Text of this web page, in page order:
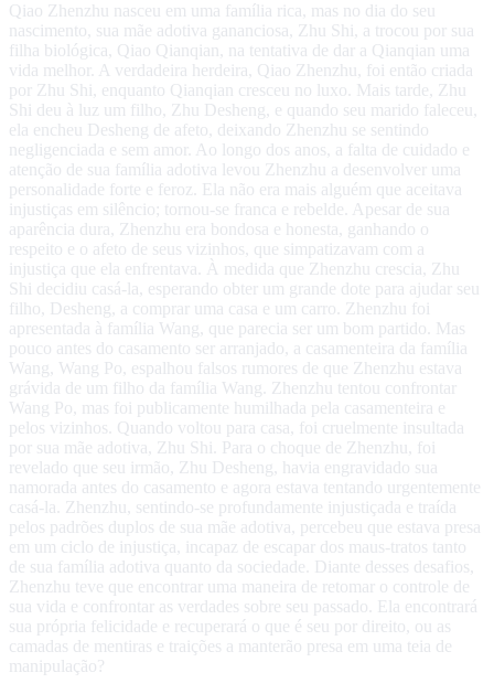
Qiao Zhenzhu nasceu em uma família rica, mas no dia do seu
nascimento, sua mãe adotiva gananciosa, Zhu Shi, a trocou por sua
filha biológica, Qiao Qianqian, na tentativa de dar a Qianqian uma
vida melhor. A verdadeira herdeira, Qiao Zhenzhu, foi então criada
por Zhu Shi, enquanto Qianqian cresceu no luxo. Mais tarde, Zhu
Shi deu à luz um filho, Zhu Desheng, e quando seu marido faleceu,
ela encheu Desheng de afeto, deixando Zhenzhu se sentindo
negligenciada e sem amor. Ao longo dos anos, a falta de cuidado e
atenção de sua família adotiva levou Zhenzhu a desenvolver uma
personalidade forte e feroz. Ela não era mais alguém que aceitava
injustiças em silêncio; tornou-se franca e rebelde. Apesar de sua
aparência dura, Zhenzhu era bondosa e honesta, ganhando o
respeito e o afeto de seus vizinhos, que simpatizavam com a
injustiça que ela enfrentava. À medida que Zhenzhu crescia, Zhu
Shi decidiu casá-la, esperando obter um grande dote para ajudar seu
filho, Desheng, a comprar uma casa e um carro. Zhenzhu foi
apresentada à família Wang, que parecia ser um bom partido. Mas
pouco antes do casamento ser arranjado, a casamenteira da família
Wang, Wang Po, espalhou falsos rumores de que Zhenzhu estava
grávida de um filho da família Wang. Zhenzhu tentou confrontar
Wang Po, mas foi publicamente humilhada pela casamenteira e
pelos vizinhos. Quando voltou para casa, foi cruelmente insultada
por sua mãe adotiva, Zhu Shi. Para o choque de Zhenzhu, foi
revelado que seu irmão, Zhu Desheng, havia engravidado sua
namorada antes do casamento e agora estava tentando urgentemente
casá-la. Zhenzhu, sentindo-se profundamente injustiçada e traída
pelos padrões duplos de sua mãe adotiva, percebeu que estava presa
em um ciclo de injustiça, incapaz de escapar dos maus-tratos tanto
de sua família adotiva quanto da sociedade. Diante desses desafios,
Zhenzhu teve que encontrar uma maneira de retomar o controle de
sua vida e confrontar as verdades sobre seu passado. Ela encontrará
sua própria felicidade e recuperará o que é seu por direito, ou as
camadas de mentiras e traições a manterão presa em uma teia de
manipulação?